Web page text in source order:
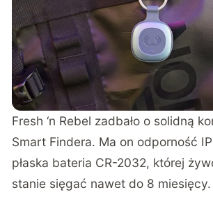
Fresh ‘n Rebel zadbało o solidną
Smart Findera. Ma on odporność
płaska bateria CR-2032, której
stanie sięgać nawet do 8